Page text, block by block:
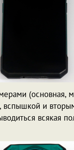
(основная,
вспышкой и
всякая